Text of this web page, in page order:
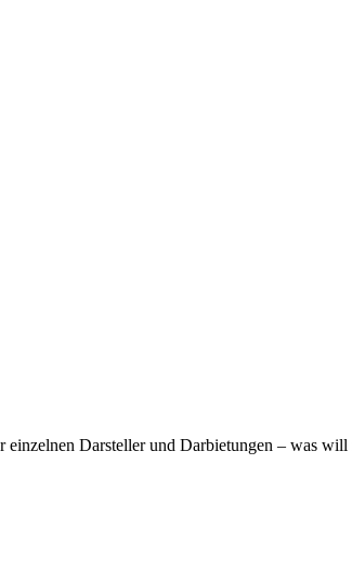
Darsteller und Darbietungen – was will